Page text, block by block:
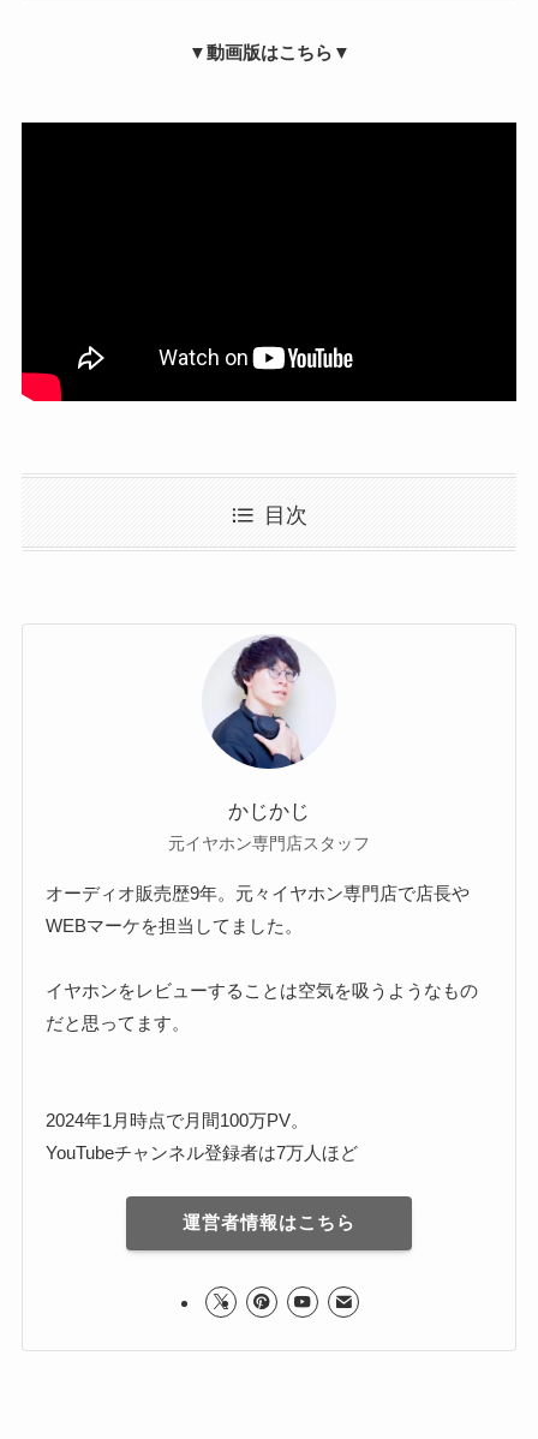
▼動画版はこちら▼
目次
かじかじ
元イヤホン専門店スタッフ
オーディオ販売歴9年。元々イヤホン専門店で店長や
WEBマーケを担当してました。
イヤホンをレビューすることは空気を吸うようなもの
だと思ってます。
2024年1月時点で月間100万PV。
YouTubeチャンネル登録者は7万人ほど
運営者情報はこちら